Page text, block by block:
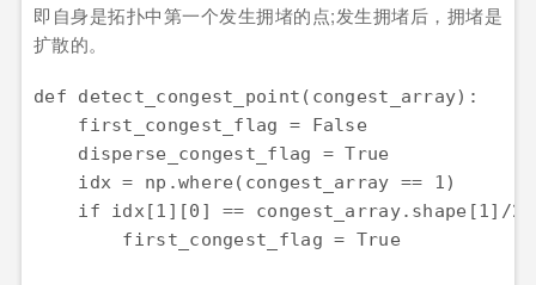
即自身是拓扑中第一个发生拥堵的点;发生拥堵后，拥堵是
扩散的。
def detect_congest_point(congest_array):
    first_congest_flag = False
    disperse_congest_flag = True
    idx = np.where(congest_array == 1)
if idx[1][0] == congest_array.shape[1]/
        first_congest_flag = True